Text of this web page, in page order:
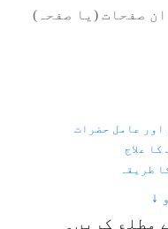
صفحات (یا صفحہ)
↓
مطلع کریں۔